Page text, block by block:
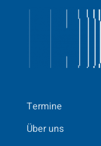
Termine
Über uns